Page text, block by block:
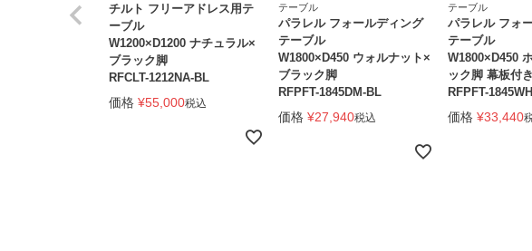
チルト フリーアドレス用テ
ーブル
W1200×D1200 ナチュラル×
ブラック脚
RFCLT-1212NA-BL
価格 ¥55,000税込
テーブル
パラレル フォールディング
テーブル
W1800×D450 ウォルナット×
ブラック脚
RFPFT-1845DM-BL
価格 ¥27,940税込
テーブル
パラレル フォ
テーブル
W1800×D450
ック脚 幕板付き
RFPFT-
価格 ¥33,440